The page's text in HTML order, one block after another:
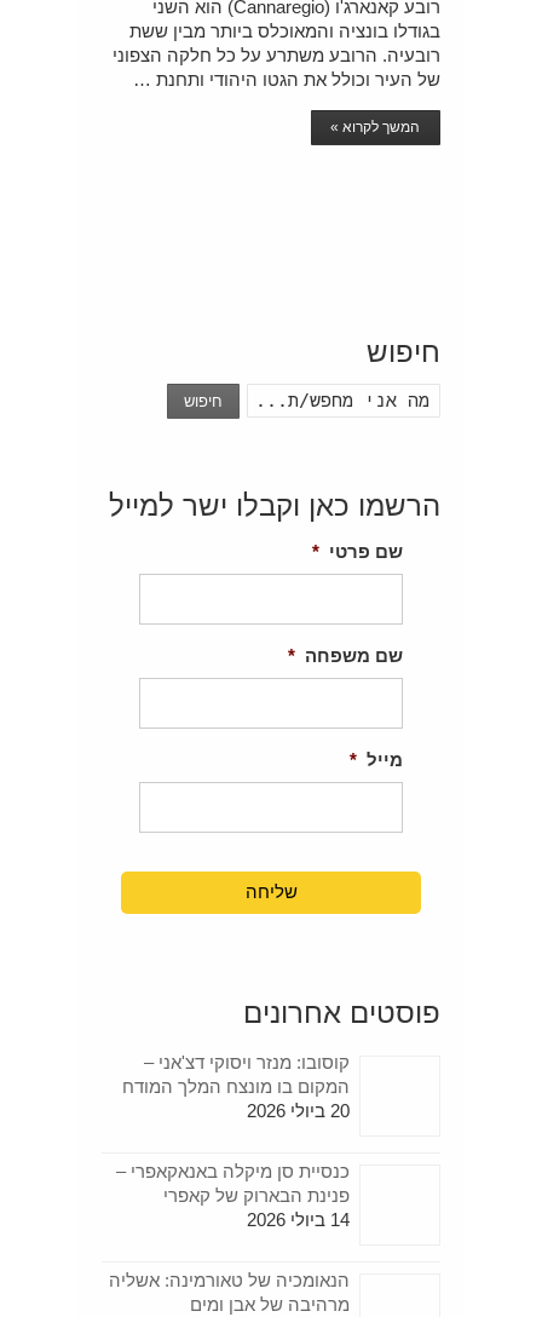
רובע קאנארג'ו (Cannaregio) הוא השני
בגודלו בונציה והמאוכלס ביותר מבין ששת
רובעיה. הרובע משתרע על כל חלקה הצפוני
של העיר וכולל את הגטו היהודי ותחנת …
המשך לקרוא »
חיפוש
חיפוש
הרשמו כאן וקבלו ישר למייל
שם פרטי *
שם משפחה *
מייל *
פוסטים אחרונים
קוסובו: מנזר ויסוקי דצ'אני –
המקום בו מונצח המלך המודח
20 ביולי 2026
כנסיית סן מיקלה באנאקאפרי –
פנינת הבארוק של קאפרי
14 ביולי 2026
הנאומכיה של טאורמינה: אשליה
מרהיבה של אבן ומים